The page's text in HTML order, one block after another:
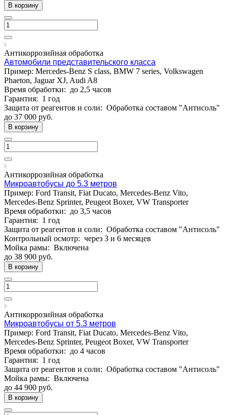
В корзину
Антикоррозийная обработка
Автомобили представительского класса
Пример: Mercedes-Benz S class, BMW 7 series, Volkswagen
Phaeton, Jaguar XJ, Audi A8
Время обработки: до 2,5 часов
Гарантия: 1 год
Защита от реагентов и соли: Обработка составом "Антисоль"
до 37 000 руб.
В корзину
Антикоррозийная обработка
Микроавтобусы до 5.3 метров
Пример: Ford Transit, Fiat Ducato, Mercedes-Benz Vito,
Mercedes-Benz Sprinter, Peugeot Boxer, VW Transporter
Время обработки: до 3,5 часов
Гарантия: 1 год
Защита от реагентов и соли: Обработка составом "Антисоль"
Контрольный осмотр: через 3 и 6 месяцев
Мойка рамы: Включена
до 38 900 руб.
В корзину
Антикоррозийная обработка
Микроавтобусы от 5.3 метров
Пример: Ford Transit, Fiat Ducato, Mercedes-Benz Vito,
Mercedes-Benz Sprinter, Peugeot Boxer, VW Transporter
Время обработки: до 4 часов
Гарантия: 1 год
Защита от реагентов и соли: Обработка составом "Антисоль"
Мойка рамы: Включена
до 44 900 руб.
В корзину